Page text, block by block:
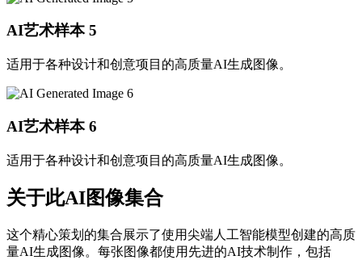
AI艺术样本 5
适用于各种设计和创意项目的高质量AI生成图像。
AI艺术样本 6
适用于各种设计和创意项目的高质量AI生成图像。
关于此AI图像集合
这个精心策划的集合展示了使用尖端人工智能模型创建的高质
量AI生成图像。每张图像都使用先进的AI技术制作，包括